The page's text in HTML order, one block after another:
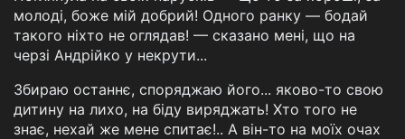
молоді, боже мій добрий! Одного ранку — бодай
такого ніхто не оглядав! — сказано мені, що на
черзі Андрійко у некрути...
Збираю останнє, споряджаю його... яково-то свою
дитину на лихо, на біду виряджать! Хто того не
знає, нехай же мене спитає!.. А він-то на моїх очах